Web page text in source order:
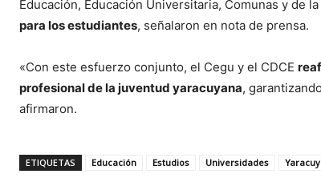
Educación, Educación Universitaria, Comunas y de
para los estudiantes, señalaron en nota de prensa.
«Con este esfuerzo conjunto, el Cegu y el CDCE
profesional de la juventud yaracuyana,
afirmaron.
ETIQUETAS Educación Estudios Universidades Yaracuy